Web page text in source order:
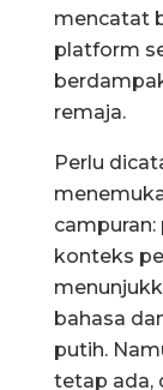
mencatat
platform
remaja.
Perlu
konteks
bahasa
putih.
tetap ada,